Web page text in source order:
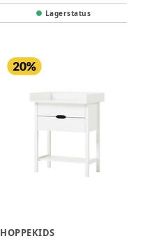
Lagerstatus
HOPPEKIDS